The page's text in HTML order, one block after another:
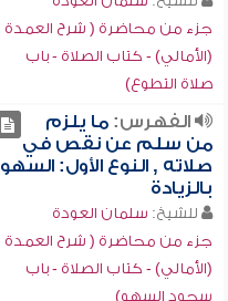
جزء من محاضرة ( شرح العمدة
(الأمالي) - كتاب الصلاة - باب
صلاة التطوع)
الفهرس:ما يلزم
من سلم عن نقص في
صلاته , النوع الأول: السهو
بالزيادة
للشيخ: سلمان العودة
جزء من محاضرة ( شرح العمدة
(الأمالي) - كتاب الصلاة - باب
سجود السهو)